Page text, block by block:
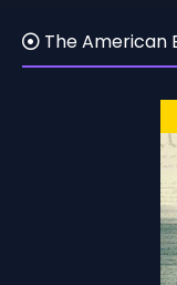
The American